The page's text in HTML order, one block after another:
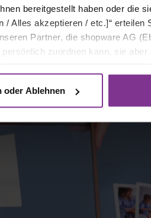
bereitgestellt haben oder die
Alles akzeptieren / etc.]“ erteilen
Partner, die shopware AG
zuordnen kann, sie aber
oder Ablehnen